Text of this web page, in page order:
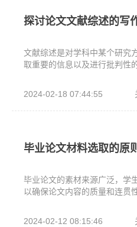
探讨论文文献综述的写
文献综述是对学科中某个研究
取重要的信息以及进行批判性
2024-02-18 07:44:55
毕业论文材料选取的原
毕业论文的素材来源广泛，学
以确保论文内容的质量和连贯
2024-02-12 08:15:46